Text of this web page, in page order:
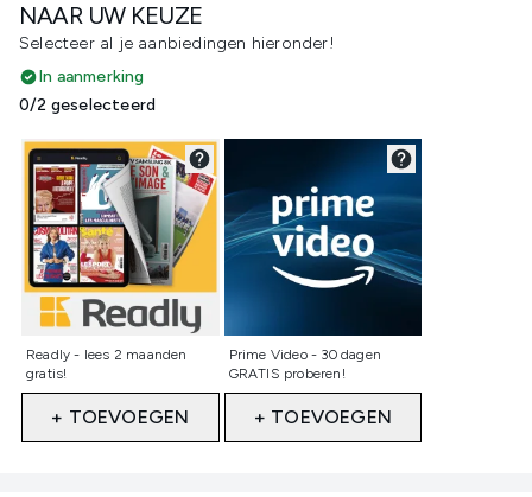
NAAR UW KEUZE
Selecteer al je aanbiedingen hieronder!
In aanmerking
0/2 geselecteerd
Readly - lees 2 maanden
gratis!
Niet geselecteerd
+ TOEVOEGEN
Prime Video - 30 dagen
GRATIS proberen!
Niet geselecteerd
+ TOEVOEGEN